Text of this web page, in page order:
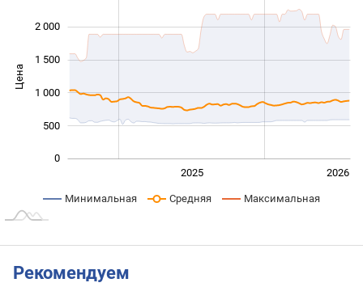
Цена
0
500
1 000
1 500
2 000
2025 2026
Минимальная Средняя Максимальная
Рекомендуем